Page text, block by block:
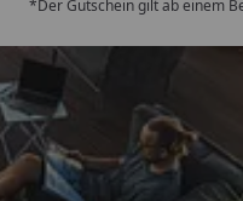
*Der Gutschein gilt ab einem